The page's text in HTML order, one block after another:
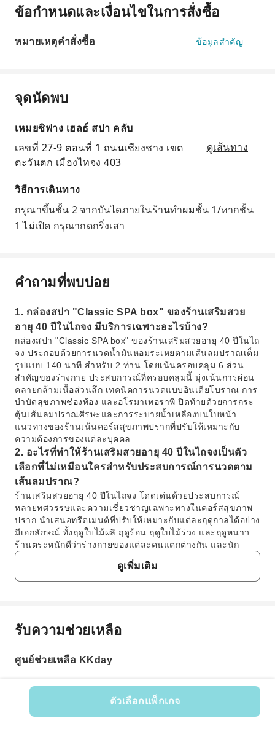
ตัวเลือกแพ็กเกจ
ข้อกำหนดและเงื่อนไขในการสั่งซื้อ
หมายเหตุคำสั่งซื้อ ข้อมูลสำคัญ
จุดนัดพบ
เหมยซิฟาง เฮลธ์ สปา คลับ
เลขที่ 27-9 ตอนที่ 1 ถนนเซียงชาง เขต
ตะวันตก เมืองไทจง 403
ดูเส้นทาง
วิธีการเดินทาง
กรุณาขึ้นชั้น 2 จากบันไดภายในร้านทำผมชั้น 1/หากชั้น
1 ไม่เปิด กรุณากดกริ่งเสา
คำถามที่พบบ่อย
1. กล่องสปา "Classic SPA box" ของร้านเสริมสวย
อายุ 40 ปีในไถจง มีบริการเฉพาะอะไรบ้าง?
กล่องสปา "Classic SPA box" ของร้านเสริมสวยอายุ 40 ปีในไถ
จง ประกอบด้วยการนวดน้ำมันหอมระเหยตามเส้นลมปราณเต็ม
รูปแบบ 140 นาที สำหรับ 2 ท่าน โดยเน้นครอบคลุม 6 ส่วน
สำคัญของร่างกาย ประสบการณ์ที่ครอบคลุมนี้ มุ่งเน้นการผ่อน
คลายกล้ามเนื้อส่วนลึก เทคนิคการนวดแบบอินเดียโบราณ การ
บำบัดสุขภาพช่องท้อง และอโรมาเทอราพี ปิดท้ายด้วยการกระ
ตุ้นเส้นลมปราณศีรษะและการระบายน้ำเหลืองบนใบหน้า
แนวทางของร้านเน้นคอร์สสุขภาพปรากที่ปรับให้เหมาะกับ
ความต้องการของแต่ละบุคคล
2. อะไรที่ทำให้ร้านเสริมสวยอายุ 40 ปีในไถจงเป็นตัว
เลือกที่ไม่เหมือนใครสำหรับประสบการณ์การนวดตาม
เส้นลมปราณ?
ร้านเสริมสวยอายุ 40 ปีในไถจง โดดเด่นด้วยประสบการณ์
หลายทศวรรษและความเชี่ยวชาญเฉพาะทางในคอร์สสุขภาพ
ปราก นำเสนอทรีตเมนต์ที่ปรับให้เหมาะกับแต่ละฤดูกาลได้อย่าง
มีเอกลักษณ์ ทั้งฤดูใบไม้ผลิ ฤดูร้อน ฤดูใบไม้ร่วง และฤดูหนาว
ร้านตระหนักดีว่าร่างกายของแต่ละคนแตกต่างกัน และนัก
บำบัดผู้มีทักษะของร้านมุ่งเน้นการปรับปรุงการไหลเวียนของชี่
และเลือดในร่างกายผ่านเทคนิคการนวดตามเส้นลมปราณที่
แม่นยำ มอบประสบการณ์สุขภาพที่ปรับให้เหมาะกับแต่ละบุคคล
ของร้านเสริมสวยอายุ 40 ปีในไถจง ประกอบด้วยอะไร
บ้าง?
เสริมสวยอายุ 40 ปีในไถจง เป็นทรีตเมนต์เต็มรูปแบบที่ออกแบบ
ส่วนลึกทั่วร่างกาย ตามด้วยการนวดแบบคลาสสิกต้นตำรับ
อินเดีย ต่อด้วยการบำบัดสุขภาพช่องท้องและการนวดน้ำมัน
หอมระเหยแบบล้ำลึก ปิดท้ายด้วยการดึงเส้นเอ็นบนศีรษะ การ
ดูเพิ่มเติม
คำถามที่พบบ่อย
1. กล่องสปา "Classic SPA box" ของร้านเสริมสวย
กล่องสปา "Classic SPA box" ของร้านเสริมสวยอายุ 40 ปี
ในไถจง ประกอบด้วยการนวดน้ำมันหอมระเหยตามเส้น
ลมปราณเต็มรูปแบบ 140 นาที สำหรับ 2 ท่าน โดยเน้น
รับความช่วยเหลือ
ศูนย์ช่วยเหลือ KKday
รหัสสินค้า: 127409